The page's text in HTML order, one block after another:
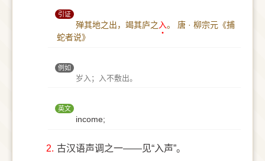
引证
殚其地之出，竭其庐之 入。 唐 · 柳宗元《捕
蛇者说》
例如
岁入；入不敷出。
英文
income;
2. 古汉语声调之一——见“入声”。